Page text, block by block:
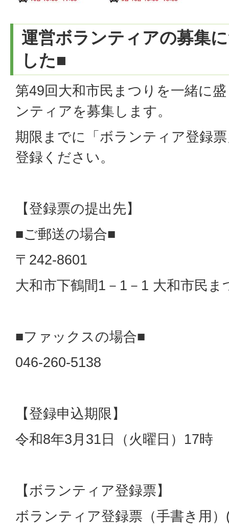
運営ボランティアの募集
した■
第49回大和市民まつりを一緒に
ンティアを募集します。
期限までに「ボランティア登録
登録ください。
【登録票の提出先】
■ご郵送の場合■
〒242-8601
大和市下鶴間1－1－1 大和市民ま
■ファックスの場合■
046-260-5138
【登録申込期限】
令和8年3月31日（火曜日）17時
【ボランティア登録票】
ボランティア登録票（手書き用